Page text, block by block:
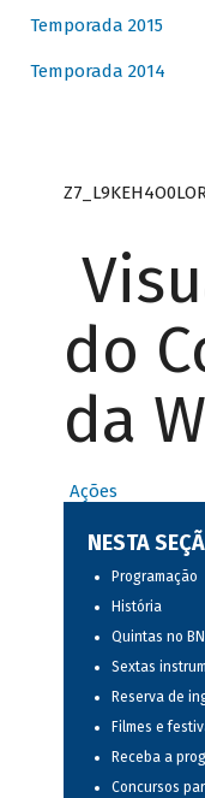
Temporada 2015
Temporada 2014
do
da
Ações
NESTA
Programação
História
Quintas no
Sextas
Reserva de
Filmes e
Receba a
Concursos